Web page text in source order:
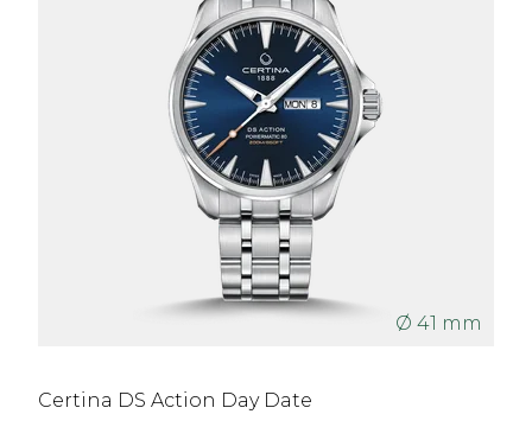
Ø 41 mm
Certina DS Action Day Date